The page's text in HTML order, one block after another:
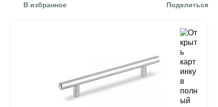
В избранное Поделиться